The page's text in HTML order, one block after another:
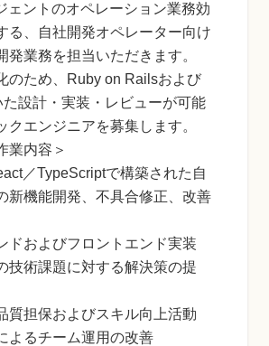
ェントのオペレーション業務効
る、自社開発オペレーター向け
発業務を担当いただきます。
のため、Ruby on Railsおよび
た設計・実装・レビューが可能
クエンジニアを募集します。
業内容＞
／TypeScriptで構築された自
新機能開発、不具合修正、改善
ドおよびフロントエンド実装
技術課題に対する解決策の提
質担保およびスキル向上活動
よるチーム運用の改善